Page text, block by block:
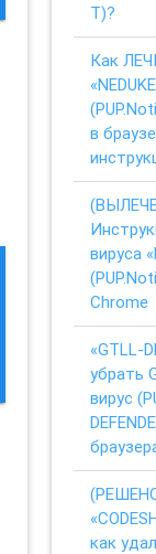
T)?
Как
в
вируса
Chrome
«GTLL-
убрать
вирус
как